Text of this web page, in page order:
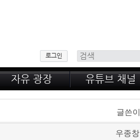
로그인
자유 광장
회원 게시판
유튜브 채널
글쓴이
우종창